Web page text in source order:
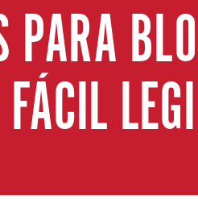
PARA